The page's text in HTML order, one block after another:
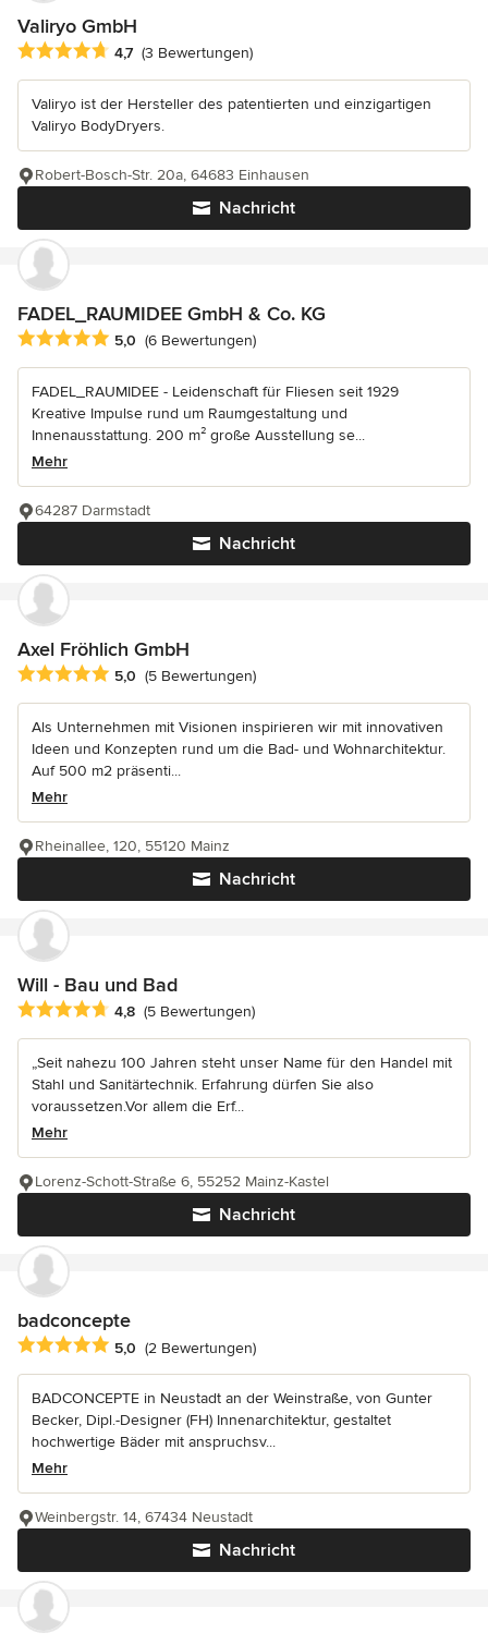
Valiryo GmbH
Durchschnittliche Bewertung: 4.7 von 5 Sternen
4,7 (3 Bewertungen)
Valiryo ist der Hersteller des patentierten und einzigartigen
Valiryo BodyDryers.
Nachricht
Robert-Bosch-Str. 20a, 64683 Einhausen
FADEL_RAUMIDEE GmbH & Co. KG
Durchschnittliche Bewertung: 5 von 5 Sternen
5,0 (6 Bewertungen)
FADEL_RAUMIDEE - Leidenschaft für Fliesen seit 1929
Kreative Impulse rund um Raumgestaltung und
Innenausstattung. 200 m² große Ausstellung se...
Mehr
Nachricht
64287 Darmstadt
Axel Fröhlich GmbH
Durchschnittliche Bewertung: 5 von 5 Sternen
5,0 (5 Bewertungen)
Als Unternehmen mit Visionen inspirieren wir mit innovativen
Ideen und Konzepten rund um die Bad- und Wohnarchitektur.
Auf 500 m2 präsenti...
Mehr
Nachricht
Rheinallee, 120, 55120 Mainz
Will - Bau und Bad
Durchschnittliche Bewertung: 4.8 von 5 Sternen
4,8 (5 Bewertungen)
„Seit nahezu 100 Jahren steht unser Name für den Handel mit
Stahl und Sanitärtechnik. Erfahrung dürfen Sie also
voraussetzen.Vor allem die Erf...
Mehr
Nachricht
Lorenz-Schott-Straße 6, 55252 Mainz-Kastel
badconcepte
Durchschnittliche Bewertung: 5 von 5 Sternen
5,0 (2 Bewertungen)
BADCONCEPTE in Neustadt an der Weinstraße, von Gunter
Becker, Dipl.-Designer (FH) Innenarchitektur, gestaltet
hochwertige Bäder mit anspruchsv...
Mehr
Nachricht
Weinbergstr. 14, 67434 Neustadt